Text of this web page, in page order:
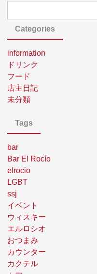
Categories
information
ドリンク
フード
店主日記
未分類
Tags
bar
Bar El Rocío
elrocio
LGBT
ssj
イベント
ウィスキー
エルロシオ
おつまみ
カウンター
カクテル